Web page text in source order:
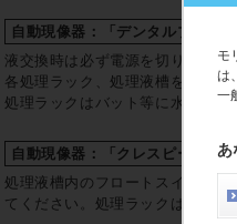
モ
は
一
あ
自動現像器：「デンタルプロセサ
液交換時は必ず電源を切り、液
各処理ラック、処理液槽をよく水
処理ラックはバット等に水を入れ
自動現像器：「クレスピー」
＜
処理液槽内のフロートスイッチ
てください。処理ラックは水洗後